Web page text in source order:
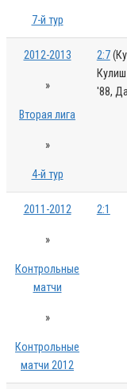
7-й тур
2012-2013
»
Вторая лига
»
4-й тур
2:7
'88,
2011-2012
»
Контрольные
матчи
»
Контрольные
матчи 2012
2:1